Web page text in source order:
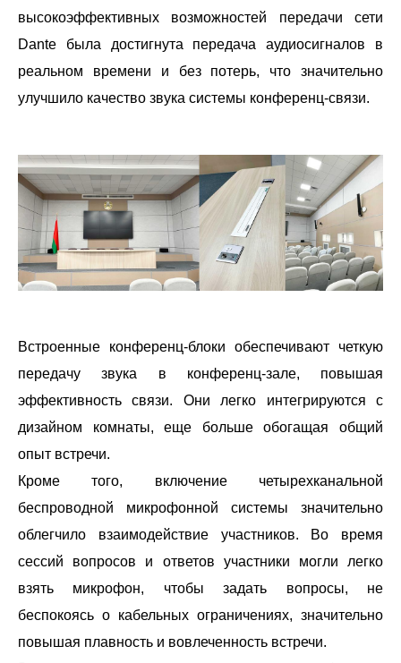
высокоэффективных возможностей передачи сети
Dante была достигнута передача аудиосигналов в
реальном времени и без потерь, что значительно
улучшило качество звука системы конференц-связи.
Встроенные конференц-блоки обеспечивают четкую
передачу звука в конференц-зале, повышая
эффективность связи. Они легко интегрируются с
дизайном комнаты, еще больше обогащая общий
опыт встречи.
Кроме того, включение четырехканальной
беспроводной микрофонной системы значительно
облегчило взаимодействие участников. Во время
сессий вопросов и ответов участники могли легко
взять микрофон, чтобы задать вопросы, не
беспокоясь о кабельных ограничениях, значительно
повышая плавность и вовлеченность встречи.